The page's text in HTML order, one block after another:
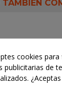
cookies
publicitarias de